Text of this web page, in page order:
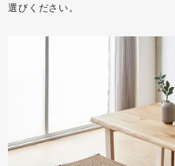
選びください。